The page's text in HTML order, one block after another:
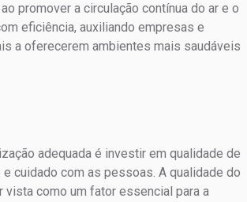
promover a circulação contínua do ar e o
eficiência, auxiliando empresas e
a oferecerem ambientes mais saudáveis
adequada é investir em qualidade de
cuidado com as pessoas. A qualidade do
vista como um fator essencial para a